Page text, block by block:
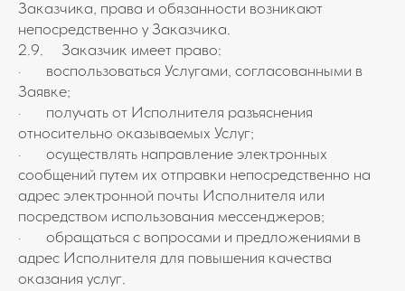
Заказчика, права и обязанности возникают
непосредственно у Заказчика.
2.9. Заказчик имеет право:
· воспользоваться Услугами, согласованными в
Заявке;
· получать от Исполнителя разъяснения
относительно оказываемых Услуг;
· осуществлять направление электронных
сообщений путем их отправки непосредственно на
адрес электронной почты Исполнителя или
посредством использования мессенджеров;
· обращаться с вопросами и предложениями в
адрес Исполнителя для повышения качества
оказания услуг.